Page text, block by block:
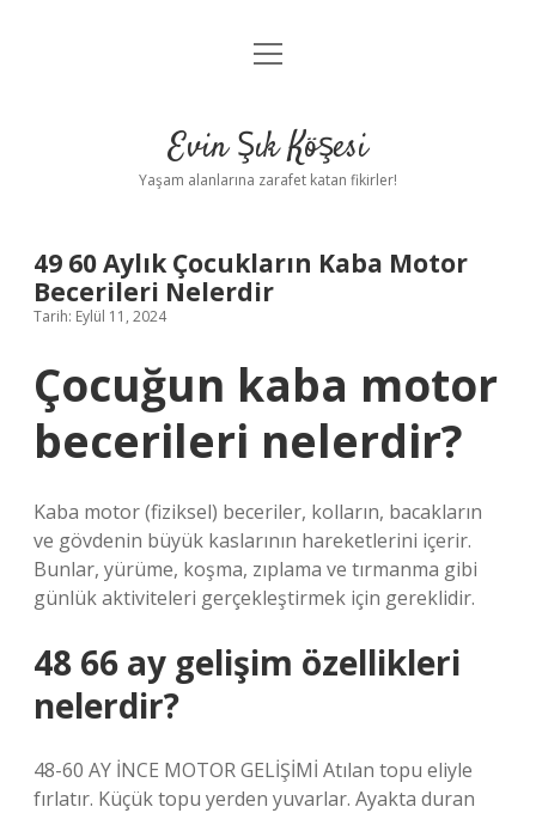
Anasayfa
Yasal Uyarı
menüyü
Evin Şık Köşesi
Yaşam alanlarına zarafet katan fikirler!
49 60 Aylık Çocukların Kaba Motor
Becerileri Nelerdir
Tarih: Eylül 11, 2024
Çocuğun kaba motor
becerileri nelerdir?
Kaba motor (fiziksel) beceriler, kolların, bacakların
ve gövdenin büyük kaslarının hareketlerini içerir.
Bunlar, yürüme, koşma, zıplama ve tırmanma gibi
günlük aktiviteleri gerçekleştirmek için gereklidir.
48 66 ay gelişim özellikleri
nelerdir?
48-60 AY İNCE MOTOR GELİŞİMİ Atılan topu eliyle
fırlatır. Küçük topu yerden yuvarlar. Ayakta duran